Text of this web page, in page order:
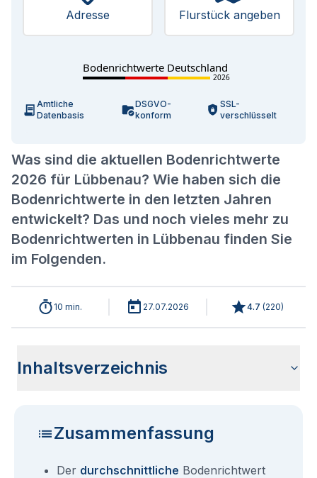
Was sind die aktuellen Bodenrichtwerte
2026 für Lübbenau? Wie haben sich die
Bodenrichtwerte in den letzten Jahren
entwickelt? Das und noch vieles mehr zu
Bodenrichtwerten in Lübbenau finden Sie
im Folgenden.
Adresse Flurstück angeben
Bodenrichtwerte Deutschland
2026
Amtliche
Datenbasis
DSGVO-
konform
SSL-
verschlüsselt
10 min. 27.07.2026 4.7 (220)
Inhaltsverzeichnis
Zusammenfassung
Der durchschnittliche Bodenrichtwert